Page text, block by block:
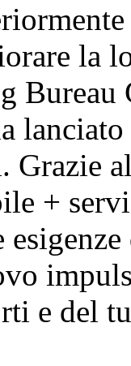
la
+
e del